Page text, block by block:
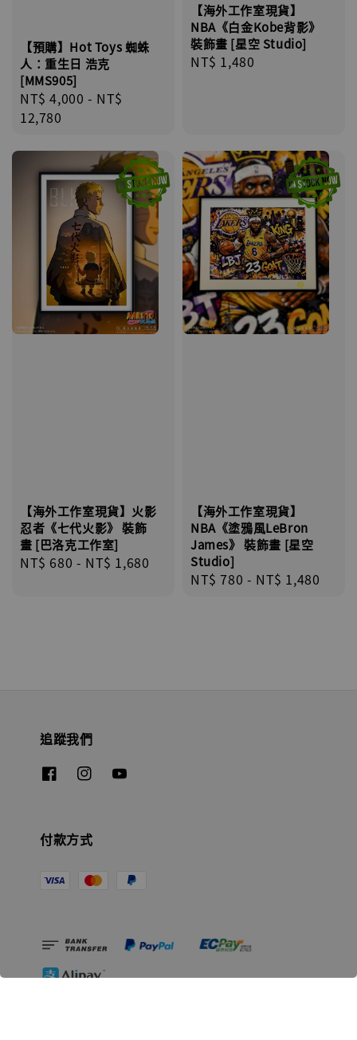
【預購】Hot Toys 蜘蛛
人：重生日 浩克
[MMS905]
Regular
price
NT$ 4,000 - NT$
12,780
【海外工作室現貨】
NBA《白金Kobe背影》
裝飾畫 [星空 Studio]
Regular
NT$ 1,480
【海外工作室現貨】火影
忍者《七代火影》 裝飾
畫 [巴洛克工作室]
Regular
NT$ 680 - NT$ 1,680
【海外工作室現貨】
NBA《塗鴉風LeBron
James》 裝飾畫 [星空
Studio]
Regular
NT$ 780 - NT$ 1,480
追蹤我們
付款方式